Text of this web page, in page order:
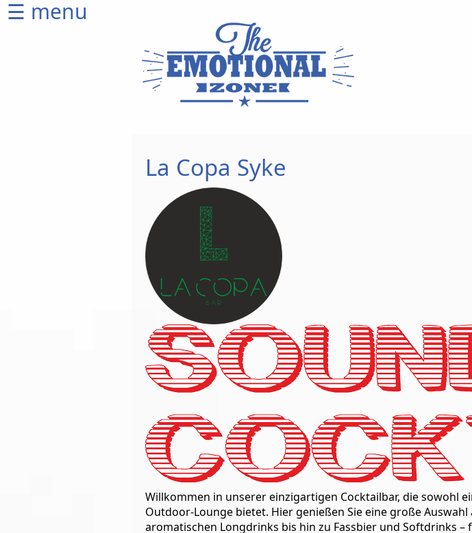
☰ menu
La Copa Syke
Willkommen in unserer einzigartigen Cocktailbar, die sowohl
Outdoor-Lounge bietet. Hier genießen Sie eine große
aromatischen Longdrinks bis hin zu Fassbier und Softdrinks –